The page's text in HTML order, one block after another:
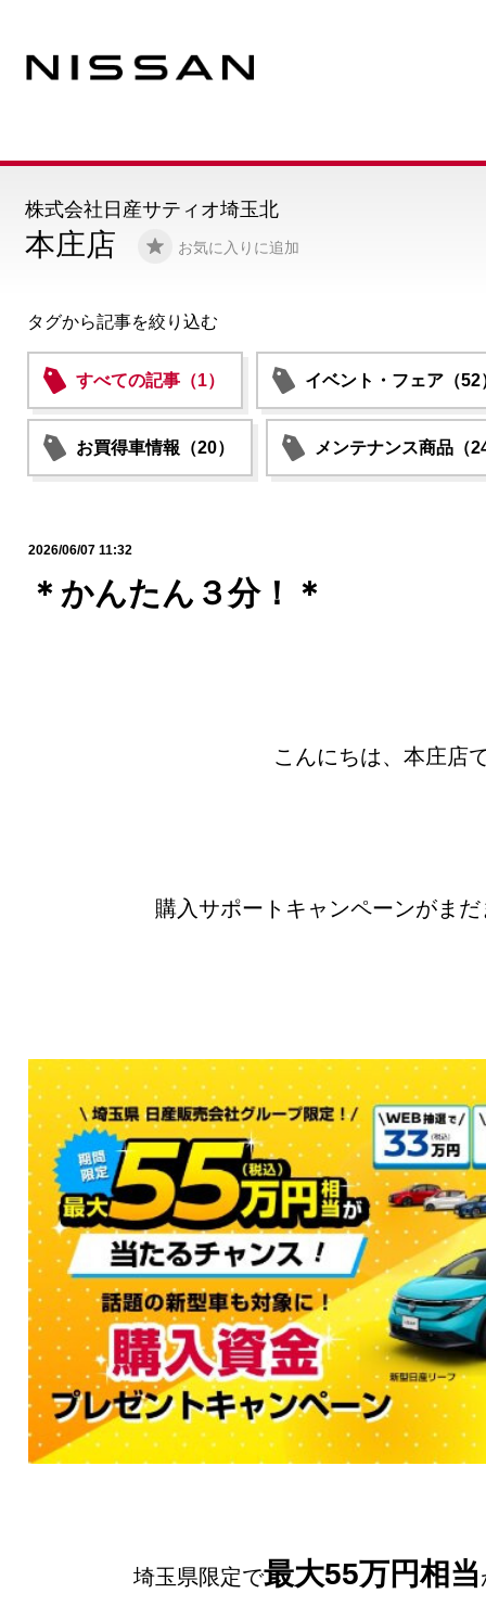
本庄店 お気に入りに追加
株式会社日産サティオ埼玉北
タグから記事を絞り込む
すべての記事（1） イベント・フェア（52
お買得車情報（20） メンテナンス商品（
2026/06/07 11:32
＊かんたん３分！＊
こんにちは、本庄店
購入サポートキャンペーンがま
埼玉県限定で最大55万円相当